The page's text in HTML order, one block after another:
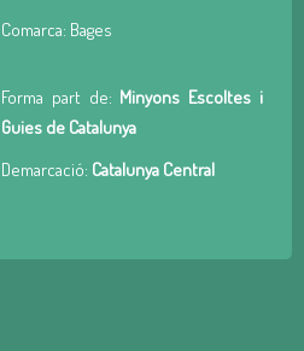
Comarca: Bages
Forma part de: Minyons Escoltes i
Guies de Catalunya
Demarcació: Catalunya Central